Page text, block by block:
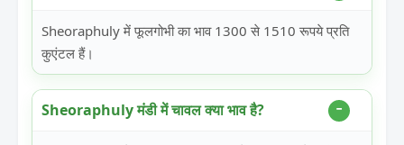
Sheoraphuly में फूलगोभी का भाव 1300 से 1510 रूपये प्रति
कुएंटल हैं।
Sheoraphuly मंडी में चावल क्या भाव है?